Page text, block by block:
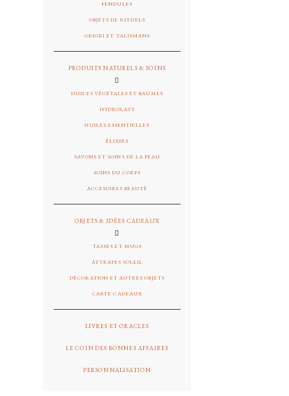
PENDULES
OBJETS DE RITUELS
GRIGRI ET TALISMANS
PRODUITS NATURELS & SOINS
HUILES VÉGÉTALES ET BAUMES
HYDROLATS
HUILES ESSENTIELLES
ÉLIXIRS
SAVONS ET SOINS DE LA PEAU
SOINS DU CORPS
ACCESOIRES BEAUTÉ
OBJETS & IDÉES CADEAUX
TASSES ET MUGS
ATTRAPES SOLEIL
DÉCORATION ET AUTRES OBJETS
CARTE CADEAUX
LIVRES ET ORACLES
LE COIN DES BONNES AFFAIRES
PERSONNALISATION